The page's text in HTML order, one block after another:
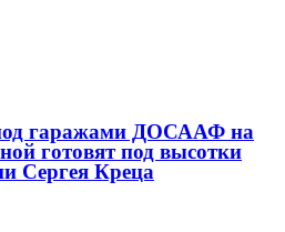
гаражами ДОСААФ на
готовят под высотки
Сергея Креца